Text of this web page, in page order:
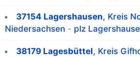
37154 Lagershausen, Kreis
Niedersachsen - plz
38179 Lagesbüttel, Kreis